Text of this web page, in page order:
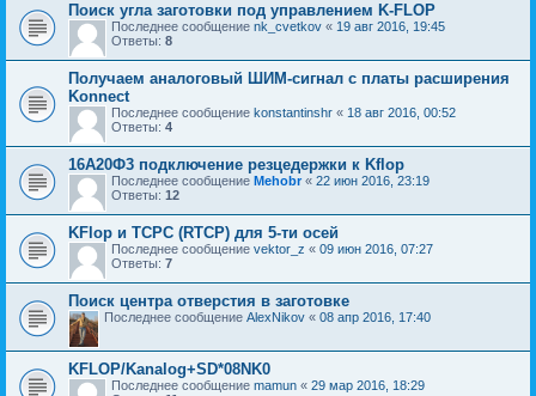
Поиск угла заготовки под управлением K-FLOP
Последнее сообщение nk_cvetkov « 19 авг 2016, 19:45
Ответы: 8
Получаем аналоговый ШИМ-сигнал с платы расширения
Konnect
Последнее сообщение konstantinshr « 18 авг 2016, 00:52
Ответы: 4
16А20Ф3 подключение резцедержки к Kflop
Последнее сообщение Mehobr « 22 июн 2016, 23:19
Ответы: 12
KFlop и TCPC (RTCP) для 5-ти осей
Последнее сообщение vektor_z « 09 июн 2016, 07:27
Ответы: 7
Поиск центра отверстия в заготовке
Последнее сообщение AlexNikov « 08 апр 2016, 17:40
KFLOP/Kanalog+SD*08NK0
Последнее сообщение mamun « 29 мар 2016, 18:29